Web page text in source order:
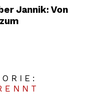
Jannik: Von